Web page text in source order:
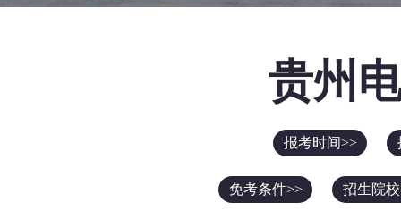
贵州
报考时间>>
免考条件>> 招生院